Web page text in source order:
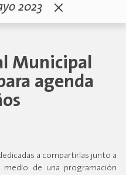
2023
Municipal
agenda
a compartirlas junto a
de una programación